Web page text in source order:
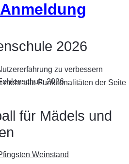
Anmeldung
2026
für Mädels und
zu verbessern
alle Funktionalitäten der Seite